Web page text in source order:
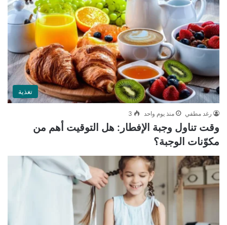
تغذية
رغد مطفي منذ يوم واحد 3
وقت تناول وجبة الإفطار: هل التوقيت أهم من
مكوّنات الوجبة؟